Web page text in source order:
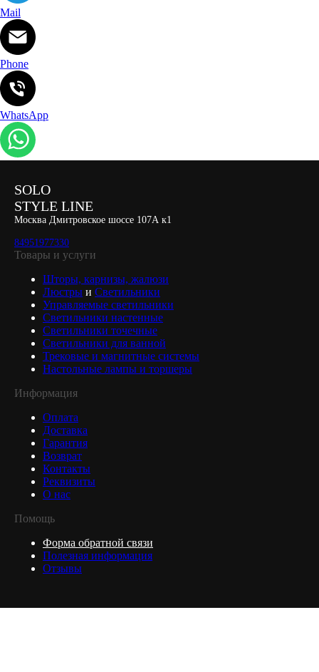
Mail
Phone
WhatsApp
SOLO
STYLE LINE
Москва Дмитровское шоссе 107А к1
84951977330
Товары и услуги
Шторы, карнизы, жалюзи
Люстры и Светильники
Управляемые светильники
Светильники настенные
Светильники точечные
Светильники для ванной
Трековые и магнитные системы
Настольные лампы и торшеры
Информация
Оплата
Доставка
Гарантия
Возврат
Контакты
Реквизиты
О нас
Помощь
Форма обратной связи
Полезная информация
Отзывы